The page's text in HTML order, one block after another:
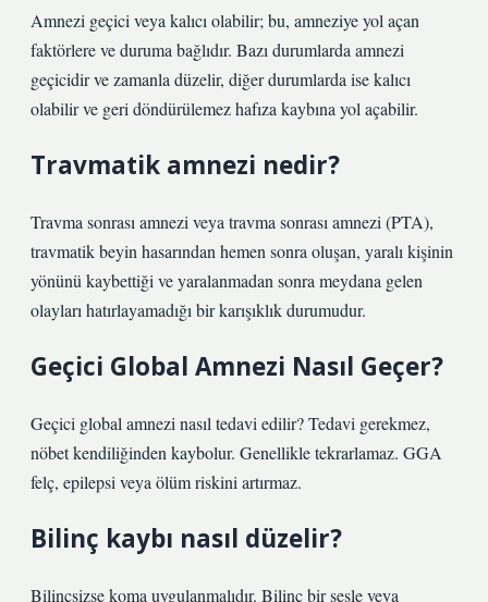
Amnezi geçici veya kalıcı olabilir; bu, amneziye yol açan
faktörlere ve duruma bağlıdır. Bazı durumlarda amnezi
geçicidir ve zamanla düzelir, diğer durumlarda ise kalıcı
olabilir ve geri döndürülemez hafıza kaybına yol açabilir.
Travmatik amnezi nedir?
Travma sonrası amnezi veya travma sonrası amnezi (PTA),
travmatik beyin hasarından hemen sonra oluşan, yaralı kişinin
yönünü kaybettiği ve yaralanmadan sonra meydana gelen
olayları hatırlayamadığı bir karışıklık durumudur.
Geçici Global Amnezi Nasıl Geçer?
Geçici global amnezi nasıl tedavi edilir? Tedavi gerekmez,
nöbet kendiliğinden kaybolur. Genellikle tekrarlamaz. GGA
felç, epilepsi veya ölüm riskini artırmaz.
Bilinç kaybı nasıl düzelir?
Bilinçsizse koma uygulanmalıdır. Bilinç bir sesle veya